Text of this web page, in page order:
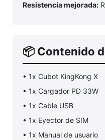
Resistencia mejorada:
📦 Contenido
• 1x Cubot KingKong X
• 1x Cargador PD 33W
• 1x Cable USB
• 1x Eyector de SIM
• 1x Manual de usuario